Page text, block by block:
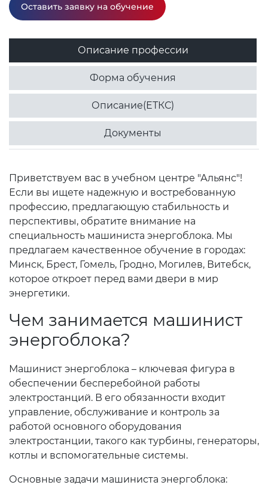
Оставить заявку на обучение
Описание профессии
Форма обучения
Описание(ЕТКС)
Документы
Приветствуем вас в учебном центре "Альянс"!
Если вы ищете надежную и востребованную
профессию, предлагающую стабильность и
перспективы, обратите внимание на
специальность машиниста энергоблока. Мы
предлагаем качественное обучение в городах:
Минск, Брест, Гомель, Гродно, Могилев, Витебск,
которое откроет перед вами двери в мир
энергетики.
Чем занимается машинист
энергоблока?
Машинист энергоблока – ключевая фигура в
обеспечении бесперебойной работы
электростанций. В его обязанности входит
управление, обслуживание и контроль за
работой основного оборудования
электростанции, такого как турбины, генераторы,
котлы и вспомогательные системы.
Основные задачи машиниста энергоблока: